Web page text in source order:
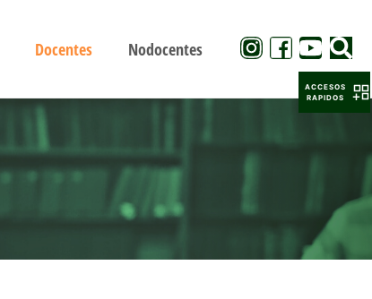
Docentes Nodocentes
ACCESOS
RAPIDOS